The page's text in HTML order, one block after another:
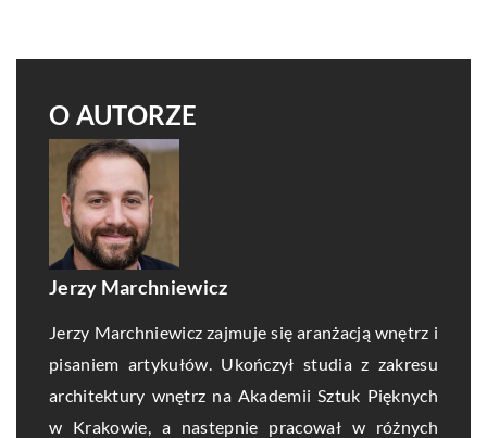
O AUTORZE
Jerzy Marchniewicz
Jerzy Marchniewicz zajmuje się aranżacją wnętrz i
pisaniem artykułów. Ukończył studia z zakresu
architektury wnętrz na Akademii Sztuk Pięknych
w Krakowie, a nastepnie pracował w różnych